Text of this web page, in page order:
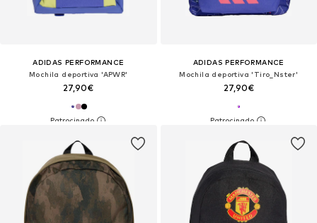
ADIDAS PERFORMANCE
Mochila deportiva 'APWR'
27,90€
ADIDAS PERFORMANCE
Mochila deportiva 'Tiro_Nster'
27,90€